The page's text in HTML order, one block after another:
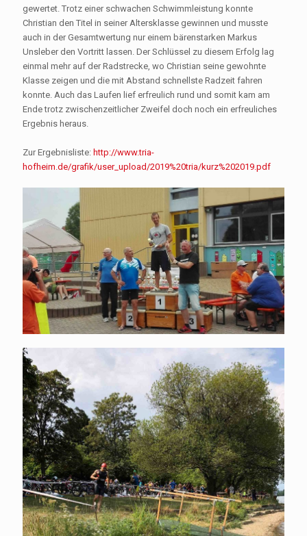
gewertet. Trotz einer schwachen Schwimmleistung konnte
Christian den Titel in seiner Altersklasse gewinnen und musste
auch in der Gesamtwertung nur einem bärenstarken Markus
Unsleber den Vortritt lassen. Der Schlüssel zu diesem Erfolg lag
einmal mehr auf der Radstrecke, wo Christian seine gewohnte
Klasse zeigen und die mit Abstand schnellste Radzeit fahren
konnte. Auch das Laufen lief erfreulich rund und somit kam am
Ende trotz zwischenzeitlicher Zweifel doch noch ein erfreuliches
Ergebnis heraus.
Zur Ergebnisliste: http://www.tria-
hofheim.de/grafik/user_upload/2019%20tria/kurz%202019.pdf